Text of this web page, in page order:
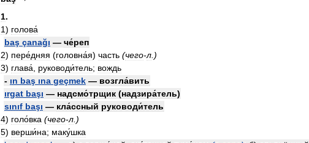
1.
1) голова́
baş çanağı — че́реп
2) пере́дняя (головна́я) часть (чего-л .)
3) глава́ руководи́тель; вождь
- ın baş ına geçmek — возгла́вить
ırgat başı — надсмо́трщик (надзира́тель)
sınıf başı — кла́ссный руководи́тель
4) голо́вка (чего-л .)
5) верши́на; маку́шка